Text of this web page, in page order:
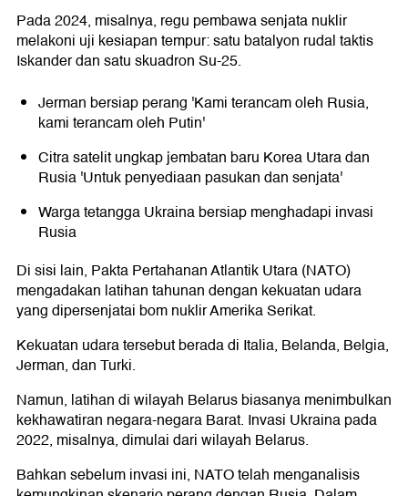
Pada 2024, misalnya, regu pembawa senjata nuklir
melakoni uji kesiapan tempur: satu batalyon rudal taktis
Iskander dan satu skuadron Su-25.
Jerman bersiap perang 'Kami terancam oleh Rusia,
kami terancam oleh Putin'
Citra satelit ungkap jembatan baru Korea Utara dan
Rusia 'Untuk penyediaan pasukan dan senjata'
Warga tetangga Ukraina bersiap menghadapi invasi
Rusia
Di sisi lain, Pakta Pertahanan Atlantik Utara (NATO)
mengadakan latihan tahunan dengan kekuatan udara
yang dipersenjatai bom nuklir Amerika Serikat.
Kekuatan udara tersebut berada di Italia, Belanda, Belgia,
Jerman, dan Turki.
Namun, latihan di wilayah Belarus biasanya menimbulkan
kekhawatiran negara-negara Barat. Invasi Ukraina pada
2022, misalnya, dimulai dari wilayah Belarus.
Bahkan sebelum invasi ini, NATO telah menganalisis